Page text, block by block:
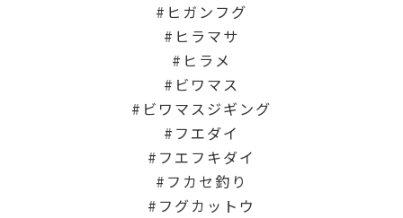
ヒガンフグ
ヒラマサ
ヒラメ
ビワマス
ビワマスジギング
フエダイ
フエフキダイ
フカセ釣り
フグカットウ